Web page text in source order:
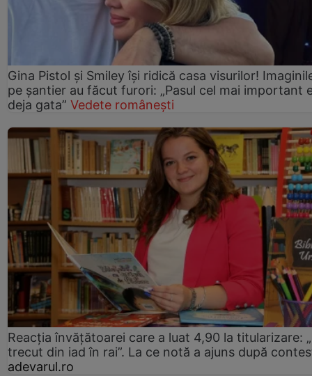
Gina Pistol și Smiley își ridică casa visurilor!
pe șantier au făcut furori: „Pasul cel mai important
deja gata” Vedete românești
Reacția învățătoarei care a luat 4,90 la titularizare:
trecut din iad în rai”. La ce notă a ajuns după
adevarul.ro